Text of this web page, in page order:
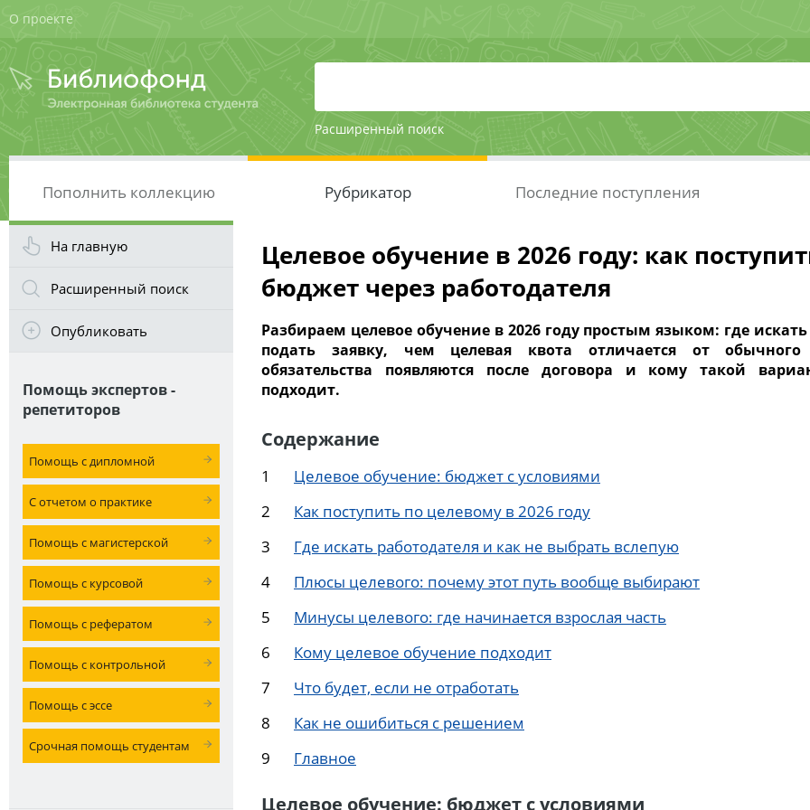
О проекте
Расширенный поиск
Пополнить коллекцию Рубрикатор Последние поступления
На главную
Расширенный поиск
Опубликовать
Помощь экспертов -
репетиторов
Помощь с дипломной
С отчетом о практике
Помощь с магистерской
Помощь с курсовой
Помощь с рефератом
Помощь с контрольной
Помощь с эссе
Срочная помощь студентам
Целевое обучение в 2026 году: как
бюджет через работодателя
Разбираем целевое обучение в 2026 году простым языком: где
подать заявку, чем целевая квота отличается от
обязательства появляются после договора и кому такой
подходит.
Содержание
Целевое обучение: бюджет с условиями
Как поступить по целевому в 2026 году
Где искать работодателя и как не выбрать вслепую
Плюсы целевого: почему этот путь вообще выбирают
Минусы целевого: где начинается взрослая часть
Кому целевое обучение подходит
Что будет, если не отработать
Как не ошибиться с решением
Главное
Целевое обучение: бюджет с условиями